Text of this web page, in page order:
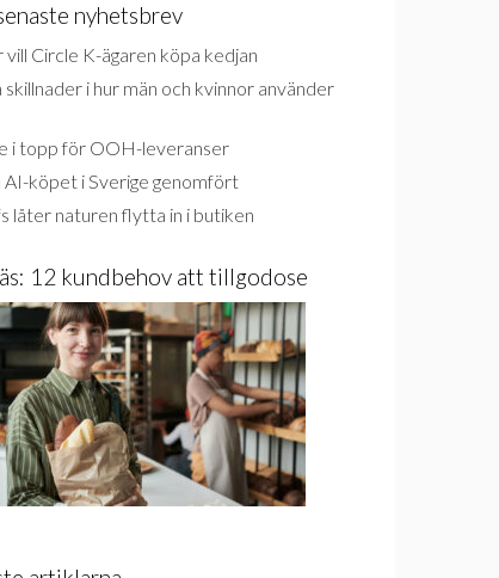
nyhetsbrev
Circle K-ägaren köpa kedjan
skillnader i hur män och kvinnor använder
i topp för OOH-leveranser
AI-köpet i Sverige genomfört
låter naturen flytta in i butiken
12 kundbehov att tillgodose